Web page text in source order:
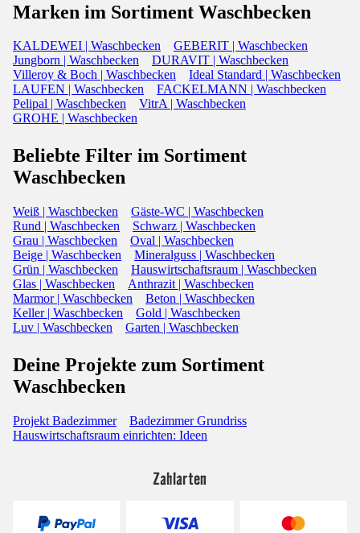
Marken im Sortiment Waschbecken
KALDEWEI | Waschbecken
GEBERIT | Waschbecken
Jungborn | Waschbecken
DURAVIT | Waschbecken
Villeroy & Boch | Waschbecken
Ideal Standard | Waschbecken
LAUFEN | Waschbecken
FACKELMANN | Waschbecken
Pelipal | Waschbecken
VitrA | Waschbecken
GROHE | Waschbecken
Beliebte Filter im Sortiment
Waschbecken
Weiß | Waschbecken
Gäste-WC | Waschbecken
Rund | Waschbecken
Schwarz | Waschbecken
Grau | Waschbecken
Oval | Waschbecken
Beige | Waschbecken
Mineralguss | Waschbecken
Grün | Waschbecken
Hauswirtschaftsraum | Waschbecken
Glas | Waschbecken
Anthrazit | Waschbecken
Marmor | Waschbecken
Beton | Waschbecken
Keller | Waschbecken
Gold | Waschbecken
Luv | Waschbecken
Garten | Waschbecken
Deine Projekte zum Sortiment
Waschbecken
Projekt Badezimmer
Badezimmer Grundriss
Hauswirtschaftsraum einrichten: Ideen
Zahlarten